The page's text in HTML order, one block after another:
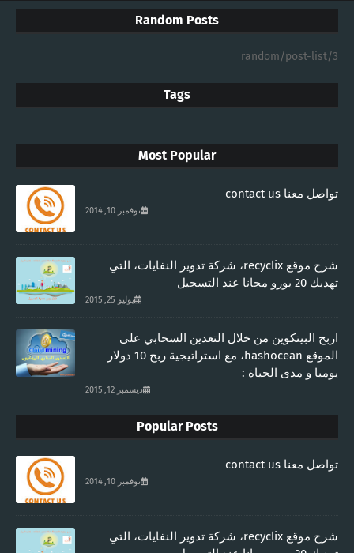
Random Posts
3/random/post-list
Tags
Most Popular
تواصل معنا contact us
نوفمبر 10, 2014
شرح موقع recyclix، شركة تدوير النفايات، التي
تهديك 20 يورو مجانا عند التسجيل
يوليو 25, 2015
اربح البيتكوين من خلال التعدين السحابي على
الموقع hashocean، مع استراتيجية ربح 10 دولار
يوميا و مدى الحياة :
ديسمبر 12, 2015
Popular Posts
تواصل معنا contact us
نوفمبر 10, 2014
شرح موقع recyclix، شركة تدوير النفايات، التي